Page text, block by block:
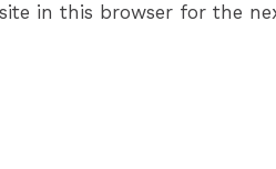
in this browser for the